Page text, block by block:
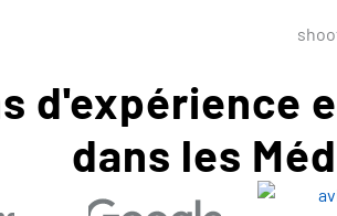
d'expérience
dans les